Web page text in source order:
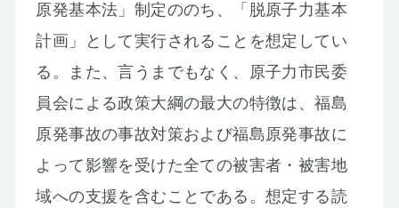
原発基本法」制定ののち、「脱原子力基本
計画」として実行されることを想定してい
る。また、言うまでもなく、原子力市民委
員会による政策大綱の最大の特徴は、福島
原発事故の事故対策および福島原発事故に
よって影響を受けた全ての被害者・被害地
域への支援を含むことである。想定する読